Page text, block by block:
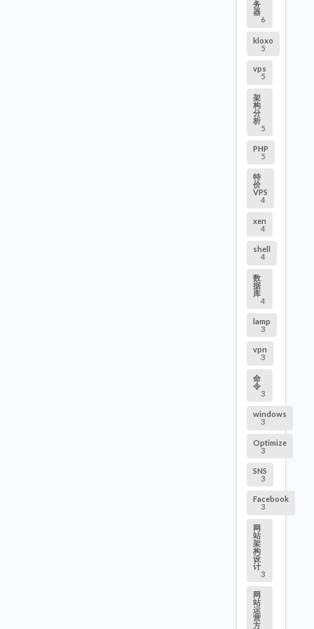
务
器
6
kloxo
5
vps
5
架
构
分
析
5
PHP
5
特
价
VPS
4
xen
4
shell
4
数
据
库
4
lamp
3
vpn
3
命
令
3
windows
3
Optimize
3
SNS
3
Facebook
3
网
站
架
构
设
计
3
网
站
运
营
方